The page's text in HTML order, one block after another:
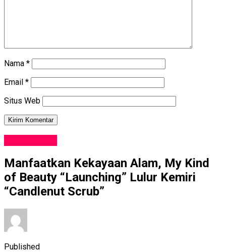
Nama *
Email *
Situs Web
Manfaatkan Kekayaan Alam, My Kind
of Beauty “Launching” Lulur Kemiri
“Candlenut Scrub”
Published